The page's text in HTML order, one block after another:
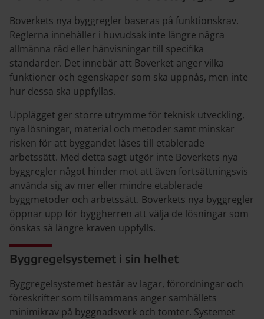
Boverkets nya byggregler baseras på funktionskrav.
Reglerna innehåller i huvudsak inte längre några
allmänna råd eller hänvisningar till specifika
standarder. Det innebär att Boverket anger vilka
funktioner och egenskaper som ska uppnås, men inte
hur dessa ska uppfyllas.
Upplägget ger större utrymme för teknisk utveckling,
nya lösningar, material och metoder samt minskar
risken för att byggandet låses till etablerade
arbetssätt. Med detta sagt utgör inte Boverkets nya
byggregler något hinder mot att även fortsättningsvis
använda sig av mer eller mindre etablerade
byggmetoder och arbetssätt. Boverkets nya byggregler
öppnar upp för byggherren att välja de lösningar som
önskas så längre kraven uppfylls.
Byggregelsystemet i sin helhet
Byggregelsystemet består av lagar, förordningar och
föreskrifter som tillsammans anger samhällets
minimikrav på byggnadsverk och tomter. Systemet